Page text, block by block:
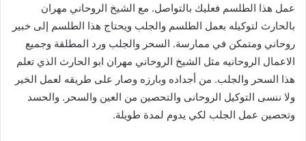
عمل هذا الطلسم فعليك بالتواصل. مع الشيخ الروحاني مهران
بالحارث لتوكيله بعمل الطلسم والجلب ويحتاج هذا الطلسم إلى خبير
روحاني ومتمكن في ممارسة. السحر والجلب ورد المطلقة وجميع
الاعمال الروحانيه مثل الشيخ الروحاني مهران ابو الحارث الذي تعلم
هذا السحر والجلب. من أجداده وبارزه وصار على طريقه لعمل الخير
ولا ننسى التوكيل الروحانى والتحصين من العين والسحر. والحسد
وتحصين عمل الجلب لكي يدوم لمدة طويلة.